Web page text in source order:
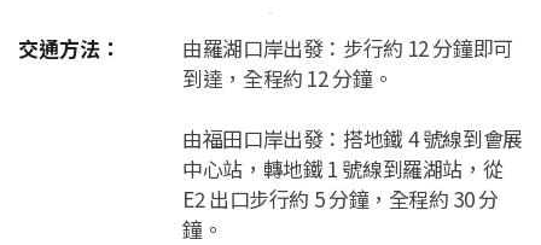
交通方法：
由羅湖口岸出發：步行約 12 分鐘即可
到達，全程約 12 分鐘。
由福田口岸出發：搭地鐵 4 號線到會展
中心站，轉地鐵 1 號線到羅湖站，從
E2 出口步行約 5 分鐘，全程約 30 分
鐘。